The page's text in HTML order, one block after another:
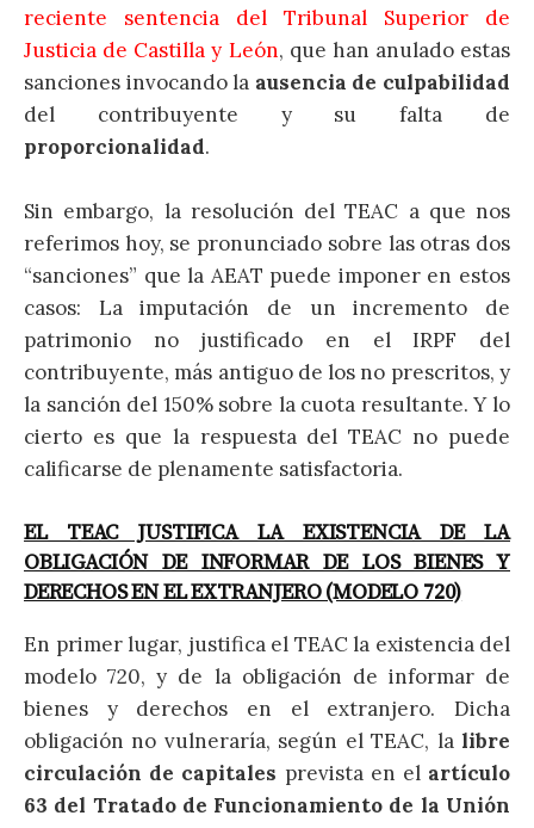
reciente sentencia del Tribunal Superior de
Justicia de Castilla y León, que han anulado estas
sanciones invocando la ausencia de culpabilidad
del contribuyente y su falta de
proporcionalidad.
Sin embargo, la resolución del TEAC a que nos
referimos hoy, se pronunciado sobre las otras dos
“sanciones” que la AEAT puede imponer en estos
casos: La imputación de un incremento de
patrimonio no justificado en el IRPF del
contribuyente, más antiguo de los no prescritos, y
la sanción del 150% sobre la cuota resultante. Y lo
cierto es que la respuesta del TEAC no puede
calificarse de plenamente satisfactoria.
EL TEAC JUSTIFICA LA EXISTENCIA DE LA
OBLIGACIÓN DE INFORMAR DE LOS BIENES Y
DERECHOS EN EL EXTRANJERO (MODELO 720)
En primer lugar, justifica el TEAC la existencia del
modelo 720, y de la obligación de informar de
bienes y derechos en el extranjero. Dicha
obligación no vulneraría, según el TEAC, la libre
circulación de capitales prevista en el artículo
63 del Tratado de Funcionamiento de la Unión